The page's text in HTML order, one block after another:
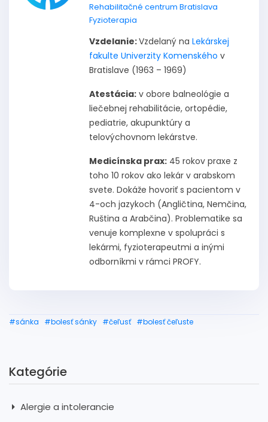
Rehabilitačné centrum Bratislava
Fyzioterapia
Vzdelanie:Vzdelaný na Lekárskej
fakulte Univerzity Komenského v
Bratislave (1963 – 1969)
Atestácia: v obore balneológie a
liečebnej rehabilitácie, ortopédie,
pediatrie, akupunktúry a
telovýchovnom lekárstve.
Medicínska prax: 45 rokov praxe z
toho 10 rokov ako lekár v arabskom
svete. Dokáže hovoriť s pacientom v
4-och jazykoch (Angličtina, Nemčina,
Ruština a Arabčina). Problematike sa
venuje komplexne v spolupráci s
lekármi, fyzioterapeutmi a inými
odborníkmi v rámci PROFY.
#sánka #bolesť sánky #čeľusť #bolesť čeľuste
Kategórie
Alergie a intolerancie